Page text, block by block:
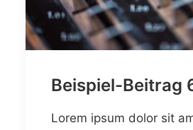
Beispiel-Beitrag
Lorem ipsum dolor sit